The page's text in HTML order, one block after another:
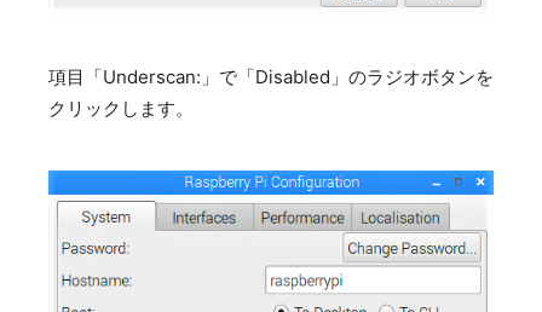
項目「Underscan:」で「Disabled」のラジオボタンを
クリックします。